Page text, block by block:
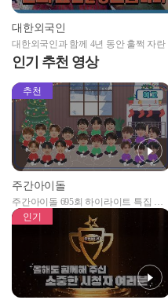
대한외국인
대한외국인과 함께 4년 동안 훌쩍 자란
다가 된 존과의 작별인사
인기 추천 영상
추천
주간아이돌
주간아이돌 695회 하이라이트 특집 남
자아이돌편 예고
인기